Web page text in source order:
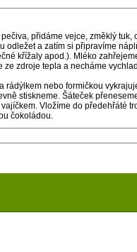
přidáme vejce, změklý
odležet a zatím si připravíme
křížaly apod.). Mléko
zdroje tepla a necháme
rádýlkem nebo formičkou
stiskneme. Šáteček
Vložíme do předehřáté
čokoládou.